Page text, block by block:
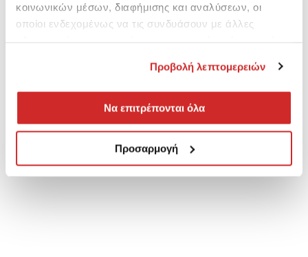
κοινωνικών μέσων, διαφήμισης και αναλύσεων, οι
οποίοι ενδεχομένως να τις συνδυάσουν με άλλες
Προβολή λεπτομερειών
Να επιτρέπονται όλα
Προσαρμογή